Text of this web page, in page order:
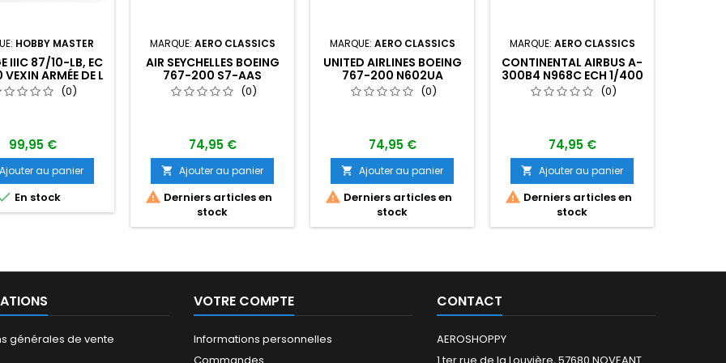
HOBBY MASTER
IIIC 87/10-LB, EC
ARMÉE DE L
OCTOBER
ECH 1/72
(0)
99,95 €
Ajouter au panier
En stock
MARQUE: AERO CLASSICS
AIR SEYCHELLES BOEING
767-200 S7-AAS
(0)
74,95 €
 Ajouter au panier
 Derniers articles en
stock
MARQUE: AERO CLASSICS
UNITED AIRLINES BOEING
767-200 N602UA
(0)
74,95 €
 Ajouter au panier
 Derniers articles en
stock
MARQUE: AERO CLASSICS
CONTINENTAL AIRBUS A-
300B4 N968C ECH 1/400
(0)
74,95 €
 Ajouter au panier
 Derniers articles en
stock
générales de vente
VOTRE COMPTE
Informations personnelles
CONTACT
AEROSHOPPY